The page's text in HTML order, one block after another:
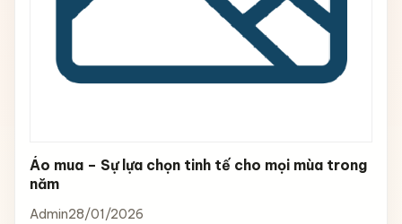
Áo mua – Sự lựa chọn tinh tế cho mọi mùa trong
năm
Admin28/01/2026